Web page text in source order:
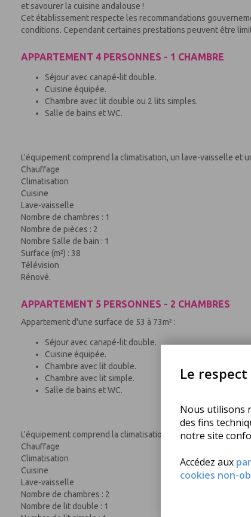
Le
Nous utilisons
des fins
notre site
Accédez aux
cookies non-
et savourer la cuisine andalouse !
Cet établissement respecte les recommandations
conditions. Cependant certaines prestations peuvent être
APPARTEMENT 4 PERSONNES - 1 CHAMBRE
Séjour avec canapé-lit double.
Cuisine équipée.
Chambre avec lit double ou 2 lits simples.
Salle de bains et WC.
L'équipement comprend la climatisation, un lave-vaisselle et
Chauffage
Climatisation
Cuisine
Lave-vaisselle
Nombre de chambres : 1
Nombre de pièces : 2
Nombre Salle de bain : 1
Surface (m²) : 38
Télévision
Rénové.
APPARTEMENT 5 PERSONNES - 2 CHAMBRES
Appartement d'une surface de 53 à 73m² :
Séjour avec canapé-lit double.
Cuisine équipée.
Chambre avec lit double.
Chambre avec lit simple.
Salle de bains et WC.
L'équipement comprend la climatisation, un lave-vaisselle et
Chauffage
Climatisation
Cuisine
Lave-vaisselle
Nombre de chambres : 2
Nombre de lit double : 1